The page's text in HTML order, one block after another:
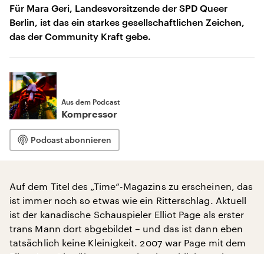
Für Mara Geri, Landesvorsitzende der SPD Queer
Berlin, ist das ein starkes gesellschaftlichen Zeichen,
das der Community Kraft gebe.
Aus dem Podcast
Kompressor
Podcast abonnieren
Auf dem Titel des „Time“-Magazins zu erscheinen, das
ist immer noch so etwas wie ein Ritterschlag. Aktuell
ist der kanadische Schauspieler Elliot Page als erster
trans Mann dort abgebildet – und das ist dann eben
tatsächlich keine Kleinigkeit. 2007 war Page mit dem